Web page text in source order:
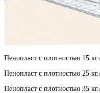
Пенопласт с плотностью 15
Пенопласт с плотностью 25
Пенопласт с плотностью 35